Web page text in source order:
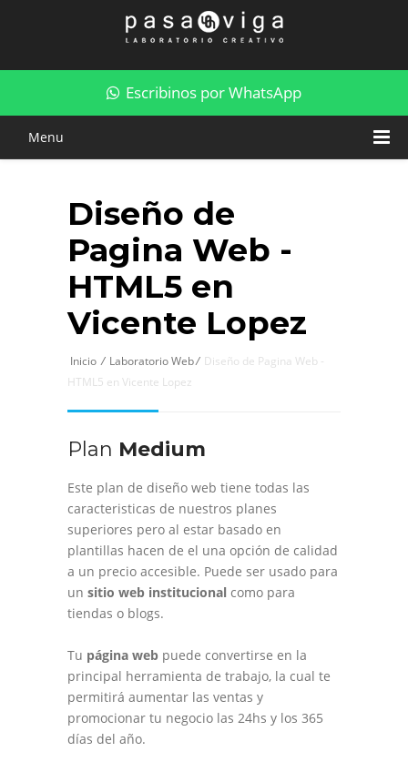
Diseño de Pagina Web - HTML5 en Vicente Lopez
Escribinos por WhatsApp
Menu
Diseño de
Pagina Web -
HTML5 en
Vicente Lopez
Inicio / Laboratorio Web/ Diseño de Pagina Web -
HTML5 en Vicente Lopez
Plan Medium
Este plan de diseño web tiene todas las
caracteristicas de nuestros planes
superiores pero al estar basado en
plantillas hacen de el una opción de calidad
a un precio accesible. Puede ser usado para
un sitio web institucional como para
tiendas o blogs.
Tu página web puede convertirse en la
principal herramienta de trabajo, la cual te
permitirá aumentar las ventas y
promocionar tu negocio las 24hs y los 365
días del año.